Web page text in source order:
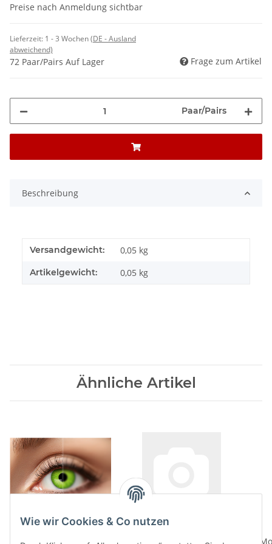
Preise nach Anmeldung sichtbar
Lieferzeit: 1 - 3 Wochen(DE - Ausland
abweichend)
72 Paar/Pairs Auf Lager Frage zum Artikel
Paar/Pairs
Beschreibung
Versandgewicht: 0,05 kg
Artikelgewicht: 0,05 kg
Ähnliche Artikel
Electro Green
Kontaktlinse mit Minus
1 Wochenlinsenlinsen
Electro Green (vegan)
Wie wir Cookies & Co nutzen